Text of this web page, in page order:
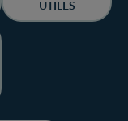
UTILES